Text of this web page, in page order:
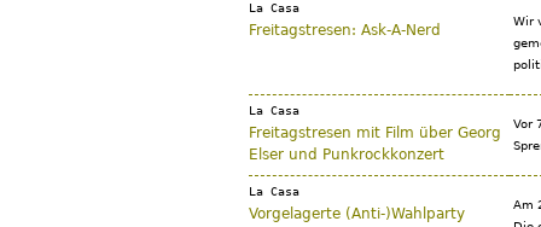
La Casa
Freitagstresen: Ask-A-Nerd
Wir
La Casa
Freitagstresen mit Film über Georg
Elser und Punkrockkonzert
Vor
La Casa
Vorgelagerte (Anti-)Wahlparty
Am